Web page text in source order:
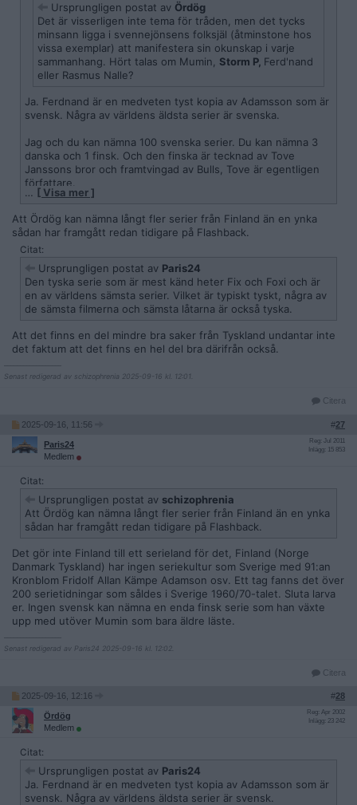
Ursprungligen postat av Ördög
Det är visserligen inte tema för tråden, men det tycks
minsann ligga i svennejönsens folksjäl (åtminstone hos
vissa exemplar) att manifestera sin okunskap i varje
sammanhang. Hört talas om Mumin, Storm P, Ferd'nand
eller Rasmus Nalle?
Ja. Ferdnand är en medveten tyst kopia av Adamsson som är
svensk. Några av världens äldsta serier är svenska.
Jag och du kan nämna 100 svenska serier. Du kan nämna 3
danska och 1 finsk. Och den finska är tecknad av Tove
Janssons bror och framtvingad av Bulls, Tove är egentligen
författare.
… [ Visa mer ]
Att Ördög kan nämna långt fler serier från Finland än en ynka
sådan har framgått redan tidigare på Flashback.
Citat:
Ursprungligen postat av Paris24
Den tyska serie som är mest känd heter Fix och Foxi och är
en av världens sämsta serier. Vilket är typiskt tyskt, några av
de sämsta filmerna och sämsta låtarna är också tyska.
Att det finns en del mindre bra saker från Tyskland undantar inte
det faktum att det finns en hel del bra därifrån också.
Senast redigerad av schizophrenia 2025-09-16 kl. 12:01.
Citera
2025-09-16, 11:56 #27
Paris24
Medlem
Reg: Jul 2011
Inlägg: 15 853
Citat:
Ursprungligen postat av schizophrenia
Att Ördög kan nämna långt fler serier från Finland än en ynka
sådan har framgått redan tidigare på Flashback.
Det gör inte Finland till ett serieland för det, Finland (Norge
Danmark Tyskland) har ingen seriekultur som Sverige med 91:an
Kronblom Fridolf Allan Kämpe Adamson osv. Ett tag fanns det över
200 serietidningar som såldes i Sverige 1960/70-talet. Sluta larva
er. Ingen svensk kan nämna en enda finsk serie som han växte
upp med utöver Mumin som bara äldre läste.
Senast redigerad av Paris24 2025-09-16 kl. 12:02.
Citera
2025-09-16, 12:16 #28
Ördög
Medlem
Reg: Apr 2002
Inlägg: 23 242
Citat:
Ursprungligen postat av Paris24
Ja. Ferdnand är en medveten tyst kopia av Adamsson som är
svensk. Några av världens äldsta serier är svensk.